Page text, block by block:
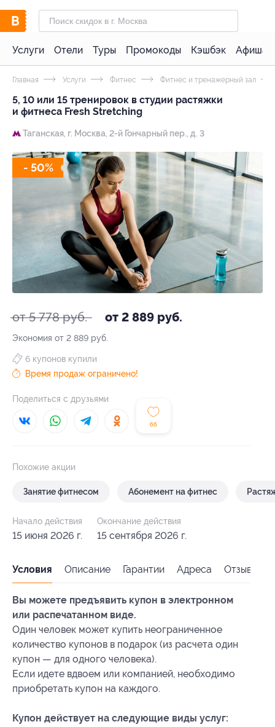
Услуги Отели Туры Промокоды Кэшбэк Афиша
Главная Услуги Фитнес Фитнес и тренажерный зал
5, 10 или 15 тренировок в студии растяжки
и фитнеса Fresh Stretching
Таганская, г. Москва, 2-й Гончарный пер., д. 3
- 50%
от 5 778 руб. от 2 889 руб.
Экономия от 2 889 руб.
66
6 купонов купили
Время продаж ограничено!
Поделиться с друзьями
Похожие акции
Занятие фитнесом Абонемент на фитнес
Начало действия
15 июня 2026 г.
Окончание действия
15 сентября 2026 г.
Условия Описание Гарантии Адреса Отзывы
Вы можете предъявить купон в электронном
или распечатанном виде.
Один человек может купить неограниченное
количество купонов в подарок (из расчета один
купон — для одного человека).
Если идете вдвоем или компанией, необходимо
приобретать купон на каждого.
Купон действует на следующие виды услуг: